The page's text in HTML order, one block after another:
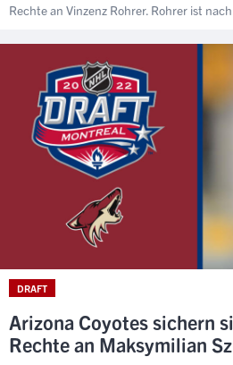
Rechte an Vinzenz Rohrer. Rohrer ist
DRAFT
Arizona Coyotes sichern
Rechte an Maksymilian